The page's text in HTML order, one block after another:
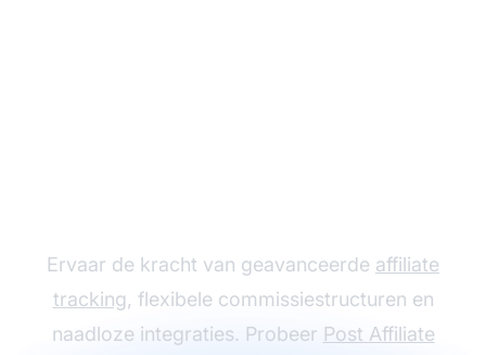
Ervaar de kracht van geavanceerde affiliate
tracking, flexibele commissiestructuren en
naadloze integraties. Probeer Post Affiliate